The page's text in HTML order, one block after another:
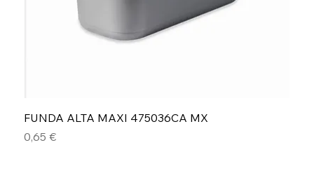
FUNDA ALTA MAXI 475036CA MX
Precio
0,65 €